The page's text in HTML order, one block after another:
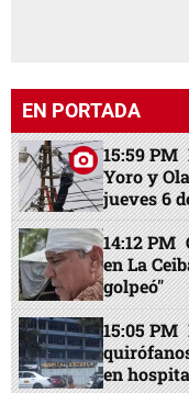
EN PORTADA
15:59 PM
Yoro y
jueves 6
14:12 PM
en La
golpeó"
15:05 PM
en